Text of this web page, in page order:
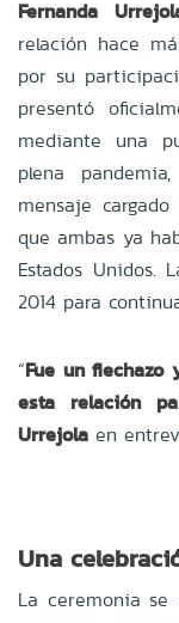
Fernanda
relación hace
por su
presentó
mediante una
plena
mensaje
que ambas ya
Estados Unidos.
2014 para
“Fue un flechazo
esta relación
Urrejola en
Una
La ceremonia se